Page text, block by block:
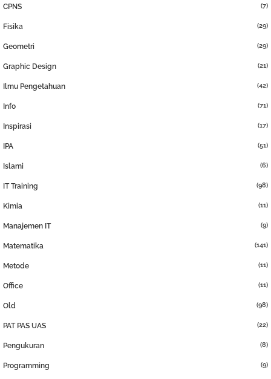
CPNS (7)
Fisika (29)
Geometri (29)
Graphic Design (21)
Ilmu Pengetahuan (42)
Info (71)
Inspirasi (17)
IPA (51)
Islami (6)
IT Training (98)
Kimia (11)
Manajemen IT (9)
Matematika (141)
Metode (11)
Office (11)
Old (98)
PAT PAS UAS (22)
Pengukuran (8)
Programming (9)